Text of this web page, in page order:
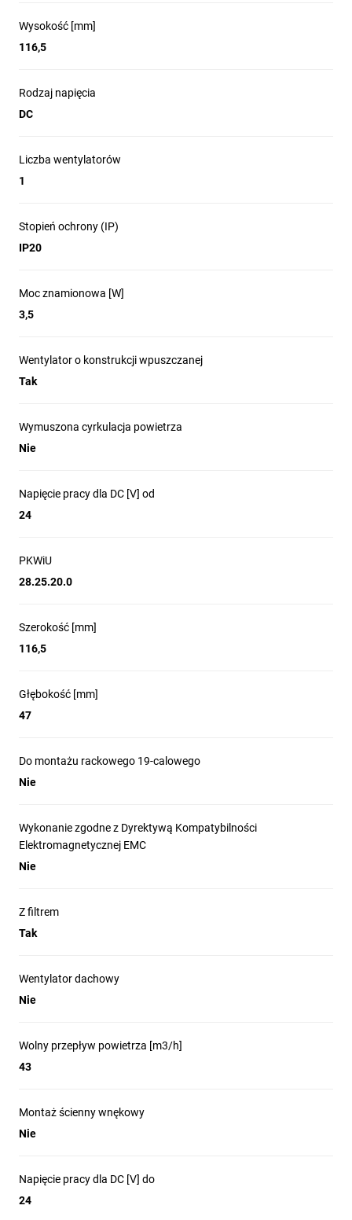
Wysokość [mm]
116,5
Rodzaj napięcia
DC
Liczba wentylatorów
1
Stopień ochrony (IP)
IP20
Moc znamionowa [W]
3,5
Wentylator o konstrukcji wpuszczanej
Tak
Wymuszona cyrkulacja powietrza
Nie
Napięcie pracy dla DC [V] od
24
PKWiU
28.25.20.0
Szerokość [mm]
116,5
Głębokość [mm]
47
Do montażu rackowego 19-calowego
Nie
Wykonanie zgodne z Dyrektywą Kompatybilności
Elektromagnetycznej EMC
Nie
Z filtrem
Tak
Wentylator dachowy
Nie
Wolny przepływ powietrza [m3/h]
43
Montaż ścienny wnękowy
Nie
Napięcie pracy dla DC [V] do
24